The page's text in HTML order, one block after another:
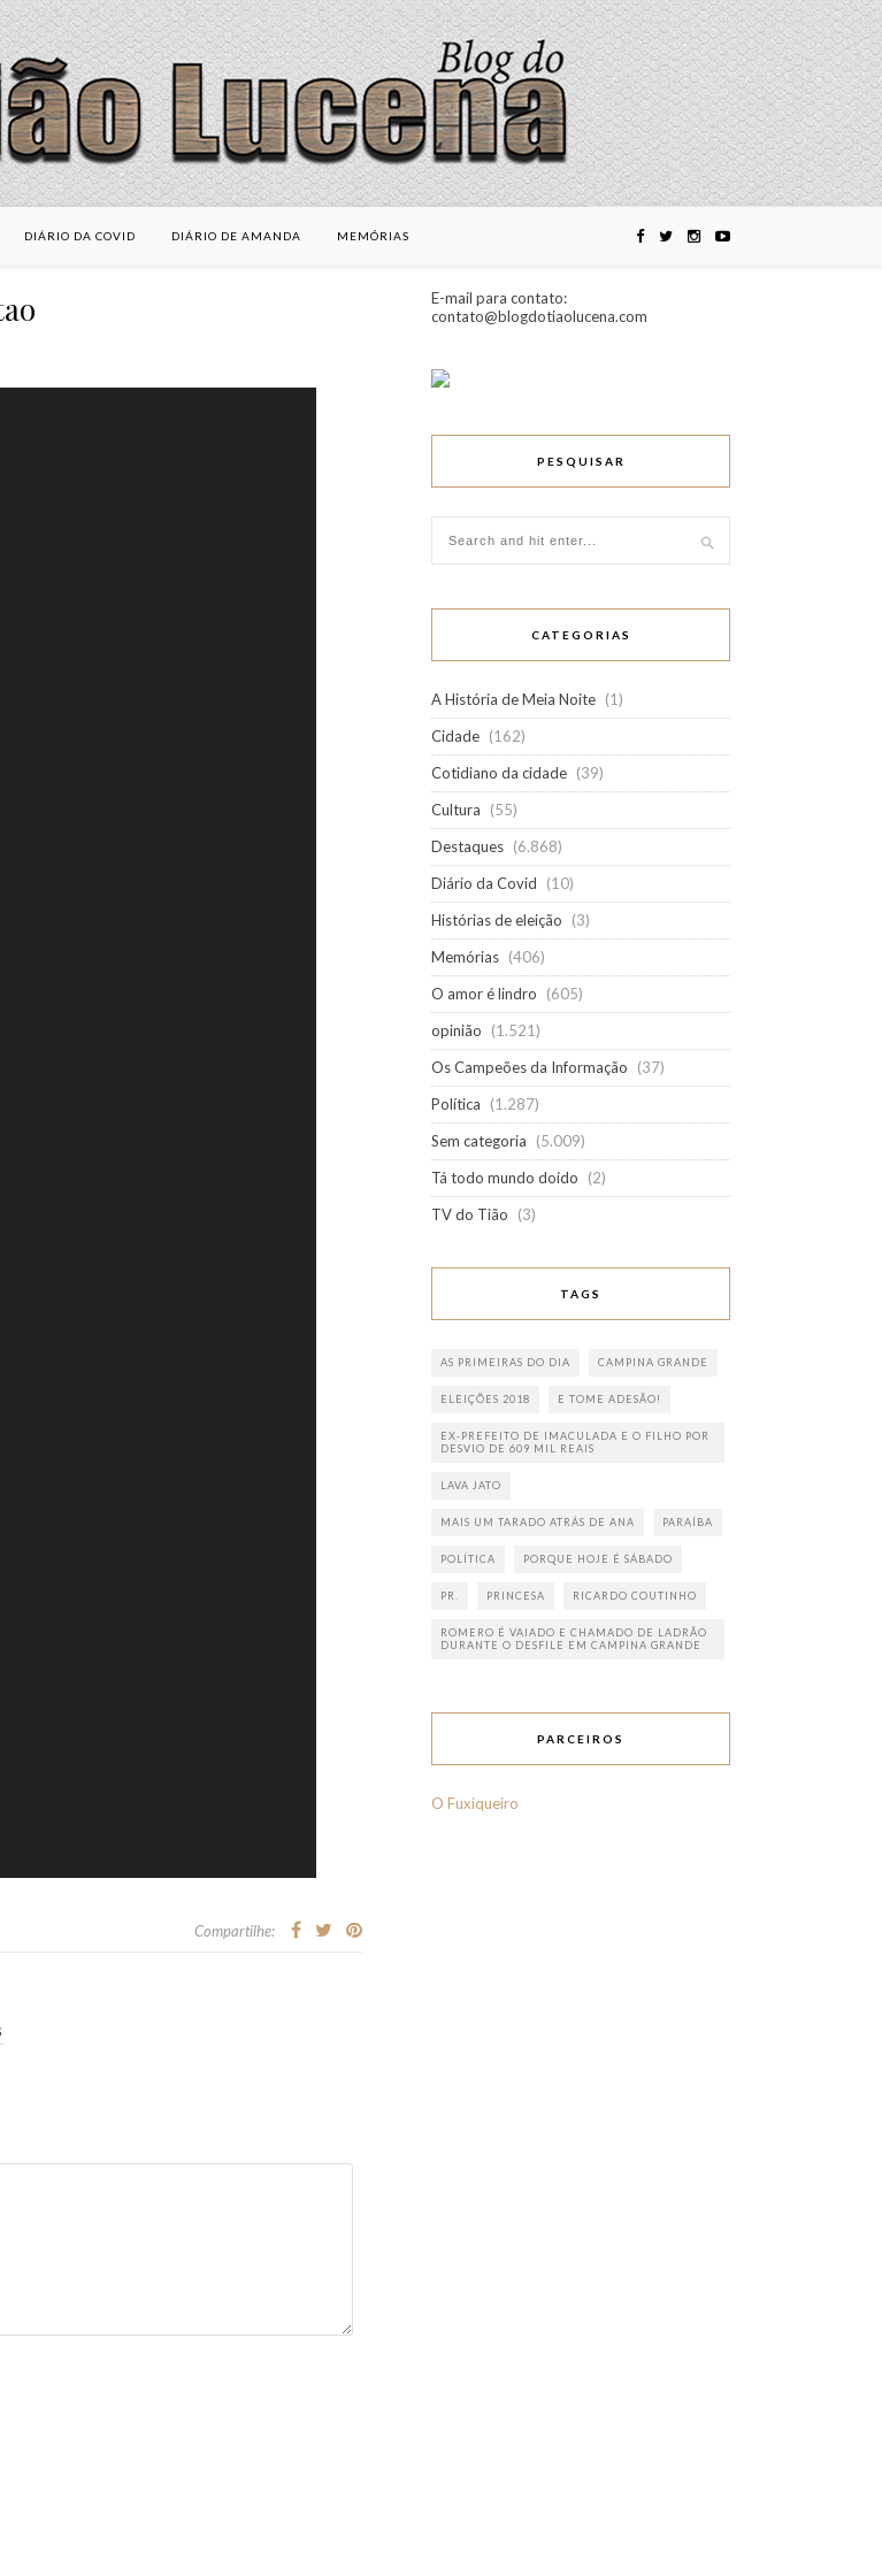
DIÁRIO DA COVID DIÁRIO DE AMANDA MEMÓRIAS
Compartilhe:
E-mail para contato:
contato@blogdotiaolucena.com
PESQUISAR
CATEGORIAS
A História de Meia Noite (1)
Cidade (162)
Cotidiano da cidade (39)
Cultura
(55)
Destaques (6.868)
Diário da Covid
(10)
Histórias de eleição
(3)
Memórias (406)
O amor é lindro
(605)
opinião
(1.521)
Os Campeões da Informação
(37)
Política
(1.287)
Sem categoria
(5.009)
Tá todo mundo doido
(2)
TV do Tião
(3)
TAGS
AS PRIMEIRAS DO DIA CAMPINA GRANDE
ELEIÇÕES 2018 E TOME ADESÃO!
EX-PREFEITO DE IMACULADA E O FILHO POR
DESVIO DE 609 MIL REAIS
LAVA JATO
MAIS UM TARADO ATRÁS DE ANA PARAÍBA
POLÍTICA PORQUE HOJE É SÁBADO
PR. PRINCESA RICARDO COUTINHO
ROMERO É VAIADO E CHAMADO DE LADRÃO
DURANTE O DESFILE EM CAMPINA GRANDE
PARCEIROS
O Fuxiqueiro